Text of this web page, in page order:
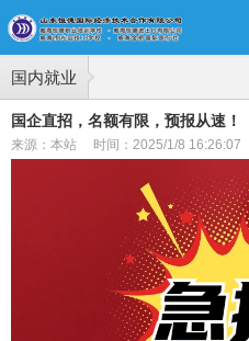
国内就业
国企直招，名额有限，预报从速！
来源：本站 时间：2025/1/8 16:26:07